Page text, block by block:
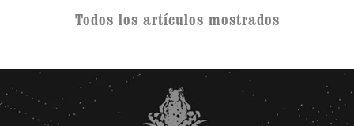
Todos los artículos mostrados